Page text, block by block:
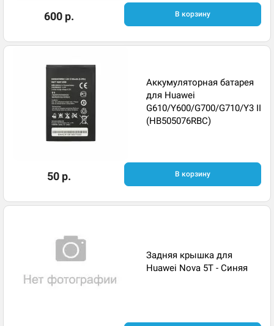
600 р. В корзину
Аккумуляторная батарея
для Huawei
G610/Y600/G700/G710/Y3 II
(HB505076RBC)
50 р. В корзину
Задняя крышка для
Huawei Nova 5T - Синяя